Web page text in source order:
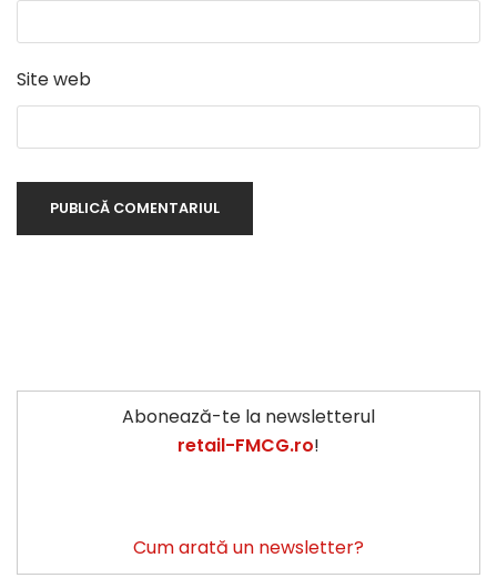
Site web
Abonează-te la newsletterul
retail-FMCG.ro!
Cum arată un newsletter?